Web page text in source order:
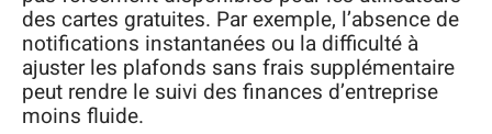
des cartes gratuites. Par exemple, l’absence de
notifications instantanées ou la difficulté à
ajuster les plafonds sans frais supplémentaire
peut rendre le suivi des finances d’entreprise
moins fluide.